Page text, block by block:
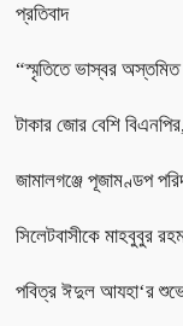
প্রতিবাদ
“স্মৃতিতে ভাস্বর অস্তমিত
টাকার জোর বেশি বিএনপির,
জামালগঞ্জে পূজামণ্ডপ
সিলেটবাসীকে মাহবুবুর
পবিত্র ঈদুল আযহা‘র